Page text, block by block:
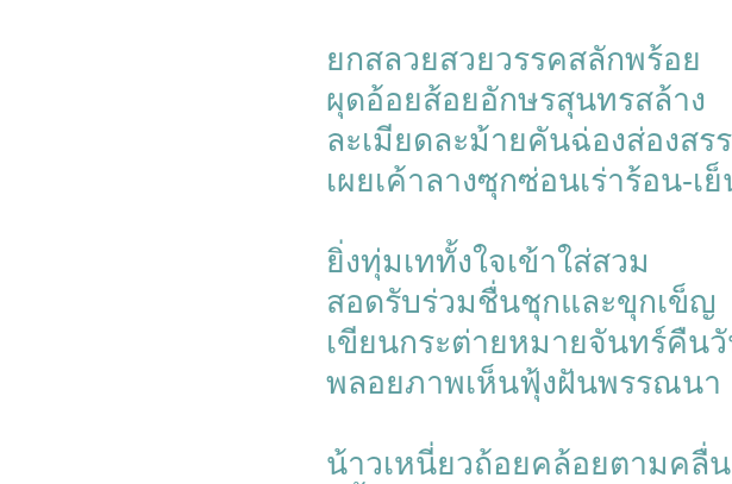
ยกสลวยสวยวรรคสลักพร้อย
ผุดอ้อยส้อยอักษรสุนทรสล้าง
ละเมียดละม้ายคันฉ่องส่องสร
เผยเค้าลางซุกซ่อนเร่าร้อน-เ
ยิ่งทุ่มเททั้งใจเข้าใส่สวม
สอดรับร่วมชื่นชุกและขุกเข็ญ
เขียนกระต่ายหมายจันทร์คืน
พลอยภาพเห็นฟุ้งฝันพรรณนา
น้าวเหนี่ยวถ้อยคล้อยตามคลื่